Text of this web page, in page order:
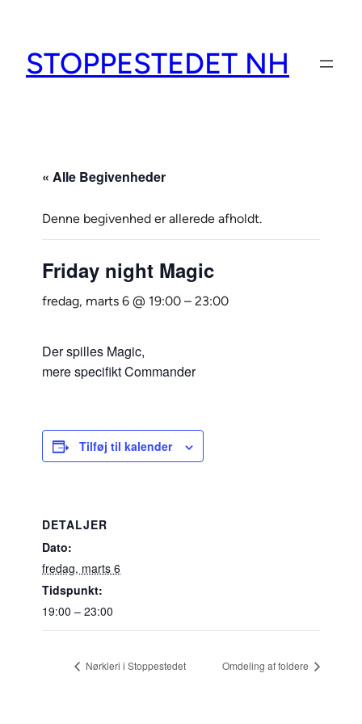
STOPPESTEDET NH
« Alle Begivenheder
Denne begivenhed er allerede afholdt.
Friday night Magic
fredag, marts 6 @ 19:00 – 23:00
Der spilles Magic,
mere specifikt Commander
Tilføj til kalender
DETALJER
Dato:
fredag, marts 6
Tidspunkt:
19:00 – 23:00
Nørkleri i Stoppestedet Omdeling af foldere